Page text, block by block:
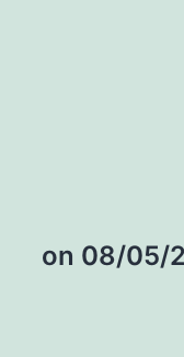
​on 08/05/